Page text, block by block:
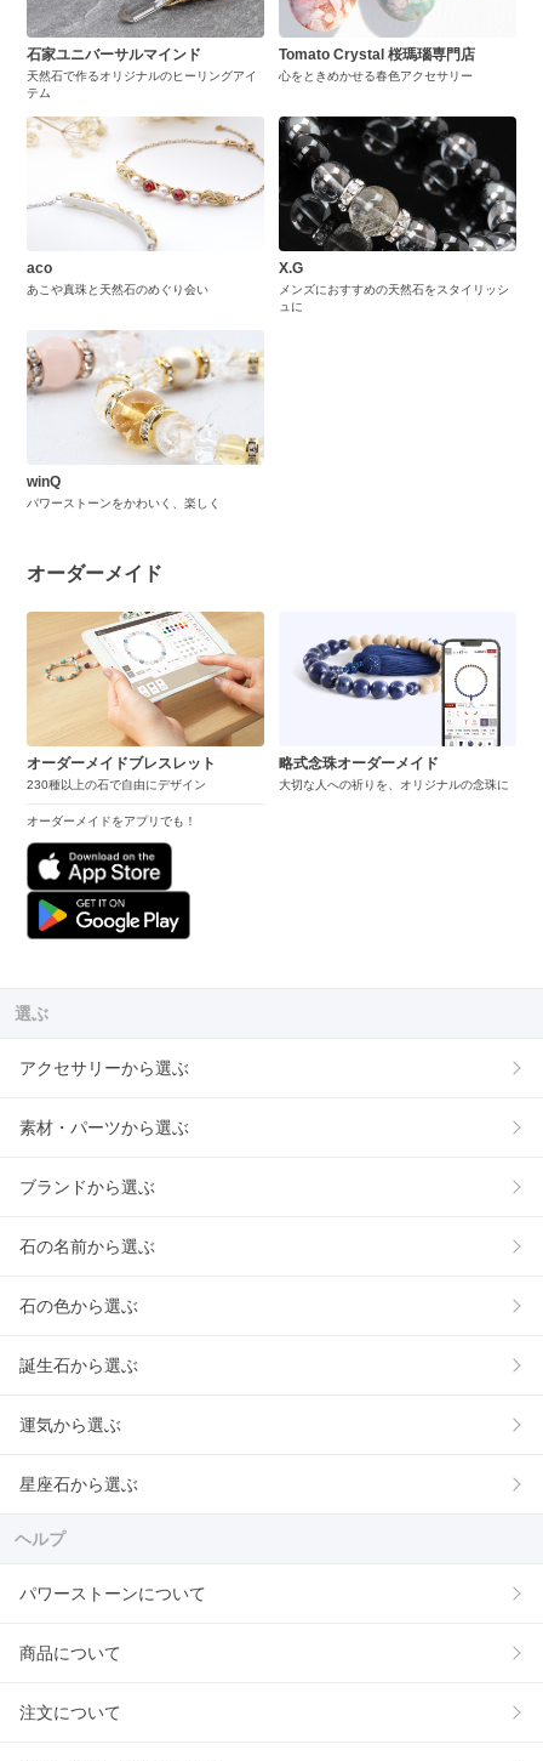
石家ユニバーサルマインド
天然石で作るオリジナルのヒーリングアイ
テム
Tomato Crystal 桜瑪瑙専門店
心をときめかせる春色アクセサリー
aco
あこや真珠と天然石のめぐり会い
X.G
メンズにおすすめの天然石をスタイリッシ
ュに
winQ
パワーストーンをかわいく、楽しく
オーダーメイド
オーダーメイドブレスレット
230種以上の石で自由にデザイン
オーダーメイドをアプリでも！
略式念珠オーダーメイド
大切な人への祈りを、オリジナルの念珠に
選ぶ
アクセサリーから選ぶ
素材・パーツから選ぶ
ブランドから選ぶ
石の名前から選ぶ
石の色から選ぶ
誕生石から選ぶ
運気から選ぶ
星座石から選ぶ
ヘルプ
パワーストーンについて
商品について
注文について